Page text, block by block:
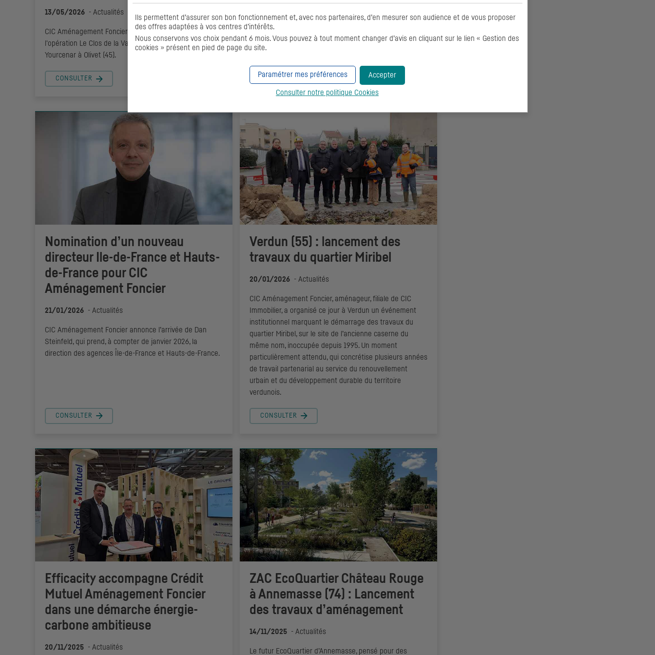
13/05/2026 - Actualités
CIC Aménagement Foncier lance la commercialisation de
l'opération Le Clos de la Vanoise, située Rue Marguerite
Yourcenar à Olivet (45).
CONSULTER
13/05/2026
CICAménagement Foncier lance la commercialisation de
l'opération Le Hameau du Loignonet, située Rue du
CONSULTER
Nomination d’un nouveau
directeur Ile-de-France et Hauts-
de-France pour CIC
Aménagement Foncier
21/01/2026 - Actualités
CIC Aménagement Foncier annonce l’arrivée de Dan
Steinfeld, qui prend, à compter de janvier 2026, la
direction des agences Île-de-France et Hauts-de-France.
CONSULTER
Verdun (55) : lancement des
travaux du quartier Miribel
20/01/2026 - Actualités
CIC Aménagement Foncier, aménageur, filiale de CIC
Immobilier, a organisé ce jour à Verdun un événement
institutionnel marquant le démarrage des travaux du
quartier Miribel, sur le site de l’ancienne caserne du
même nom, inoccupée depuis 1995. Un moment
particulièrement attendu, qui concrétise plusieurs années
de travail partenarial au service du renouvellement
urbain et du développement durable du territoire
verdunois.
CONSULTER
Efficacity accompagne Crédit
Mutuel Aménagement Foncier
dans une démarche énergie-
carbone ambitieuse
20/11/2025 - Actualités
ZAC EcoQuartier Château Rouge
à Annemasse (74) : Lancement
des travaux d’aménagement
14/11/2025 - Actualités
Le futur EcoQuartier d’Annemasse, pensé pour des
Ils permettent d’assurer son bon fonctionnement et, avec nos partenaires, d’en mesurer son audience et de vous proposer
des offres adaptées à vos centres d’intérêts.
Nous conservons vos choix pendant 6 mois. Vous pouvez à tout moment changer d’avis en cliquant sur le lien « Gestion des
cookies » présent en pied de page du site.
Accepter
Paramétrer mes préférences
Consulter notre politique Cookies